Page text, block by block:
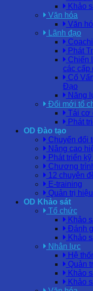
Khảo
Văn hóa
Văn
Lãnh đạo
Phát
Chiến
các cấp
Cố
Đạo
Năng
Đổi mới tổ
Tái cơ
Phát
OD Đào tạo
Chuyển đổi
Nâng cao
Phát triển
Chương
12 chuyên
E-training
Quản trị
OD Khảo sát
Tổ chức
Khảo
Đánh
Khảo
Nhân lực
Hệ
Quản
Khảo
Khảo